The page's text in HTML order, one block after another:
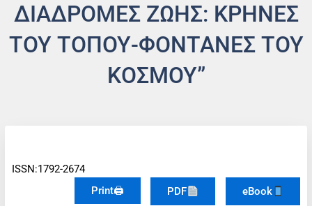
ΔΙΑΔΡΟΜΕΣ ΖΩΗΣ: ΚΡΉΝΕΣ
ΤΟΥ ΤΌΠΟΥ-ΦΟΝΤΆΝΕΣ ΤΟΥ
ΚΌΣΜΟΥ”
ISSN:1792-2674
Print🖨
PDF
eBook